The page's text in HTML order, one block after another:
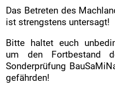
Das Betreten des
ist strengstens untersagt!
Bitte haltet euch
um den Fortbestand
Sonderprüfung
gefährden!